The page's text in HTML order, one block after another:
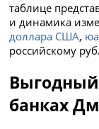
таблице
и динамика
доллара США,
российскому
банках